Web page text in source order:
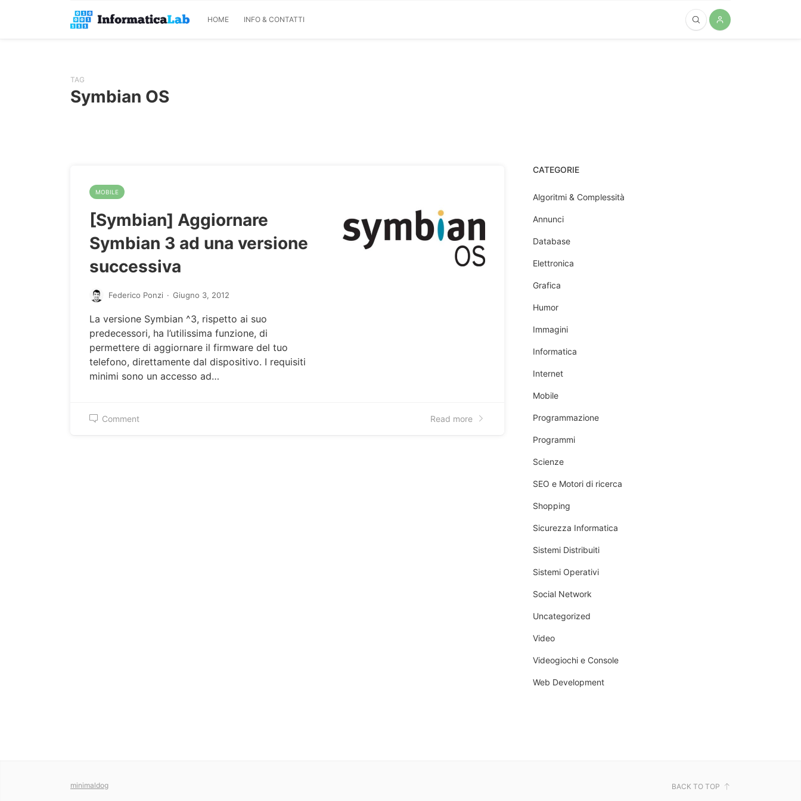
HOME INFO & CONTATTI
TAG
Symbian OS
MOBILE
[Symbian] Aggiornare
Symbian 3 ad una versione
successiva
Federico Ponzi · Giugno 3, 2012
La versione Symbian ^3, rispetto ai suo
predecessori, ha l’utilissima funzione, di
permettere di aggiornare il firmware del tuo
telefono, direttamente dal dispositivo. I requisiti
minimi sono un accesso ad…
Comment Read more
CATEGORIE
Algoritmi & Complessità
Annunci
Database
Elettronica
Grafica
Humor
Immagini
Informatica
Internet
Mobile
Programmazione
Programmi
Scienze
SEO e Motori di ricerca
Shopping
Sicurezza Informatica
Sistemi Distribuiti
Sistemi Operativi
Social Network
Uncategorized
Video
Videogiochi e Console
Web Development
minimaldog BACK TO TOP